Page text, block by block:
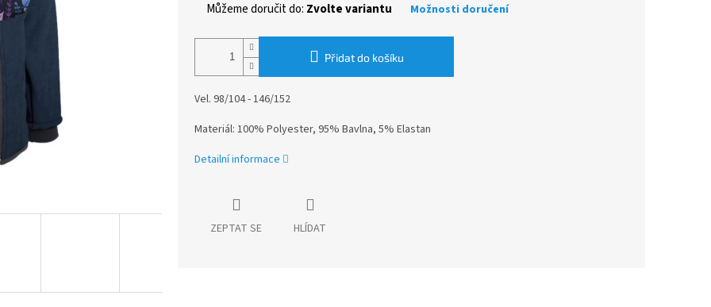
Můžeme doručit do: Zvolte variantu Možnosti doručení
Přidat do košíku
Vel. 98/104 - 146/152
Materiál: 100% Polyester, 95% Bavlna, 5% Elastan
Detailní informace
ZEPTAT SE HLÍDAT